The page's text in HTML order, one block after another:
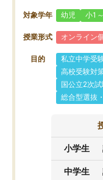
対象学年 幼児 小1
授業形式 オンライン
目的 私立中学受
高校受験対
国公立2次
総合型選抜
小学生
中学生